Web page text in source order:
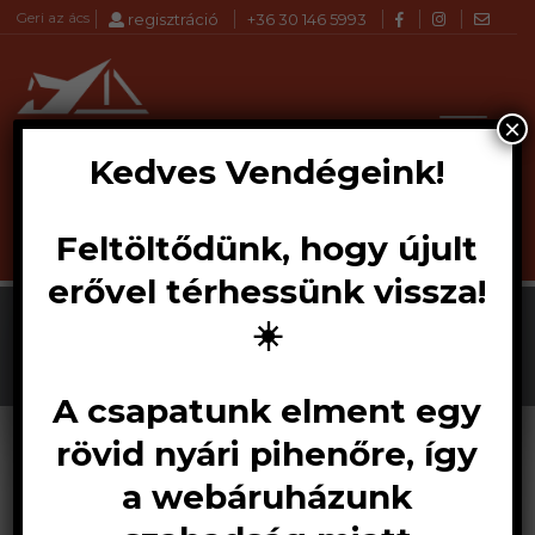
Geri az ács regisztráció +36 30 146 5993
Szakmai
tanácsadás
KEZDŐOLDAL
SZOLGÁLTATÁSAINK
SZAKMAI TANÁCSADÁS
Kedves Vendégeink!
Feltöltődünk, hogy újult
erővel térhessünk vissza!
☀️
A csapatunk elment egy
rövid nyári pihenőre, így
a webáruházunk
×